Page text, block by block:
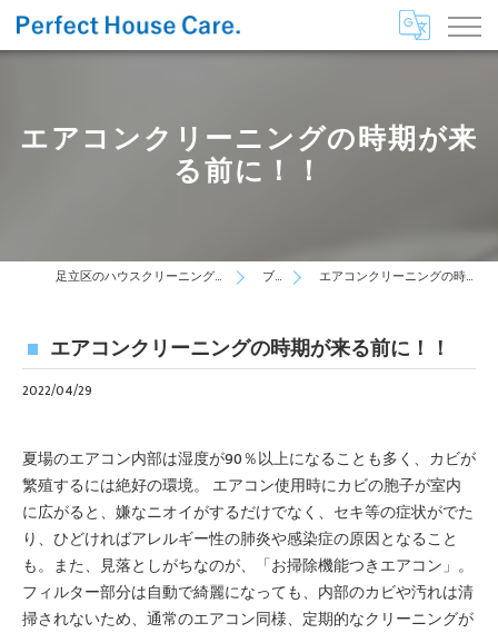
エアコンクリーニングの時期が来
る前に！！
足立区のハウスクリーニングはPerfect House Care ブログ エアコンクリーニングの時期が来る前に！！
エアコンクリーニングの時期が来る前に！！
2022/04/29
夏場のエアコン内部は湿度が90％以上になることも多く、カビが
繁殖するには絶好の環境。 エアコン使用時にカビの胞子が室内
に広がると、嫌なニオイがするだけでなく、セキ等の症状がでた
り、ひどければアレルギー性の肺炎や感染症の原因となること
も。また、見落としがちなのが、「お掃除機能つきエアコン」。
フィルター部分は自動で綺麗になっても、内部のカビや汚れは清
掃されないため、通常のエアコン同様、定期的なクリーニングが